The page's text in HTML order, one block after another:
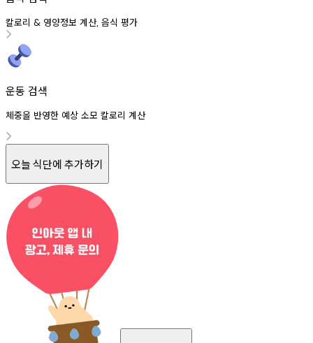
칼로리 & 영양정보 계산, 음식 평가
운동 검색
체중을 반영한 예상 소모 칼로리 계산
오늘 식단에 추가하기